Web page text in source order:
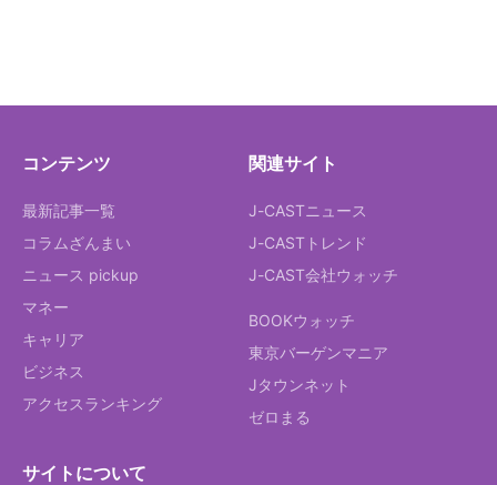
コンテンツ
最新記事一覧
コラムざんまい
ニュース pickup
マネー
キャリア
ビジネス
アクセスランキング
関連サイト
J-CASTニュース
J-CASTトレンド
J-CAST会社ウォッチ
BOOKウォッチ
東京バーゲンマニア
Jタウンネット
ゼロまる
サイトについて